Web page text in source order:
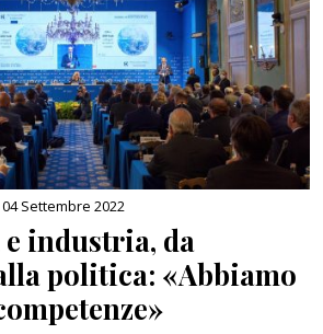
04 Settembre 2022
industria, da
politica: «Abbiamo